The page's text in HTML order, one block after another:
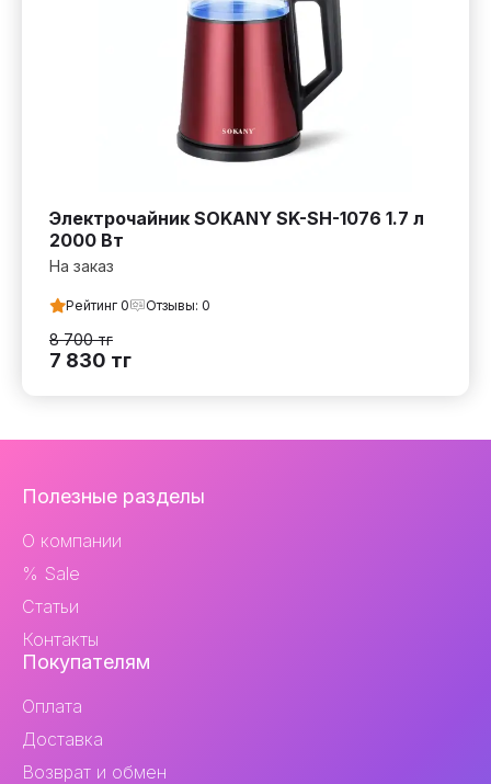
Электрочайник SOKANY SK-SH-1076 1.7 л
2000 Вт
На заказ
Рейтинг 0 Отзывы: 0
8 700тг
7 830 тг
Навигация
контакты
Полезные разделы
О компании
% Sale
Статьи
Контакты
Покупателям
Оплата
Доставка
Возврат и обмен